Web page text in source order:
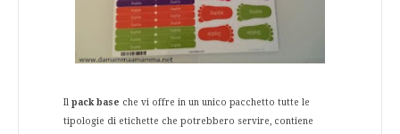
Il pack base che vi offre in un unico pacchetto tutte le
tipologie di etichette che potrebbero servire, contiene